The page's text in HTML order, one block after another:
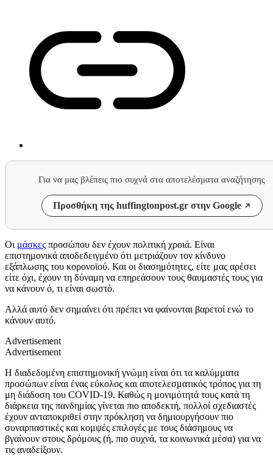
Για να μας βλέπεις πιο συχνά στα αποτελέσματα αναζήτησης
Προσθήκη της huffingtonpost.gr στην Google
Οι μάσκες προσώπου δεν έχουν πολιτική χροιά. Είναι
επιστημονικά αποδεδειγμένο ότι μετριάζουν τον κίνδυνο
εξάπλωσης του κορoνοϊού. Και οι διασημότητες, είτε μας αρέσει
είτε όχι, έχουν τη δύναμη να επηρεάσουν τους θαυμαστές τους για
να κάνουν ό, τι είναι σωστό.
Αλλά αυτό δεν σημαίνει ότι πρέπει να φαίνονται βαρετοί ενώ το
κάνουν αυτό.
Advertisement
Advertisement
Η διαδεδομένη επιστημονική γνώμη είναι ότι τα καλύμματα
προσώπων είναι ένας εύκολος και αποτελεσματικός τρόπος για τη
μη διάδοση του COVID-19. Καθώς η μονιμότητά τους κατά τη
διάρκεια της πανδημίας γίνεται πιο αποδεκτή, πολλοί σχεδιαστές
έχουν ανταποκριθεί στην πρόκληση να δημιουργήσουν πιο
συναρπαστικές και κομψές επιλογές με τους διάσημους να
βγαίνουν στους δρόμους (ή, πιο συχνά, τα κοινωνικά μέσα) για να
τις αναδείξουν.